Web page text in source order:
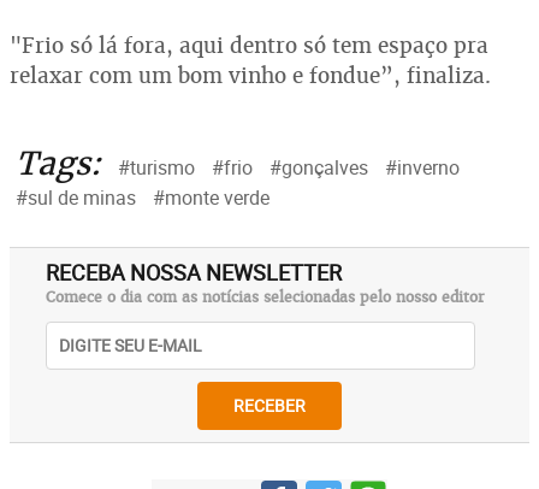
"Frio só lá fora, aqui dentro só tem espaço pra
relaxar com um bom vinho e fondue”, finaliza.
Tags: #turismo #frio #gonçalves
#inverno
#sul de minas
#monte verde
RECEBA NOSSA NEWSLETTER
Comece o dia com as notícias selecionadas pelo nosso editor
RECEBER